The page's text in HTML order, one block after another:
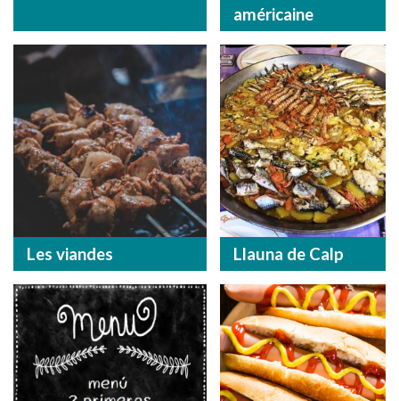
américaine
Les viandes Llauna de Calp